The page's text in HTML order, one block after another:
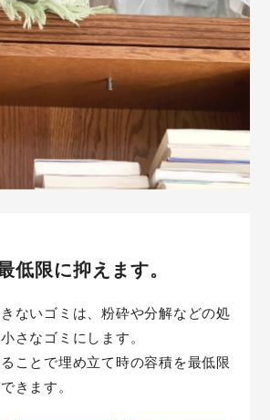
低限に抑えます。
ないゴミは、粉砕や分解などの処
さなゴミにします。
ことで埋め立て時の容積を最低限
きます。